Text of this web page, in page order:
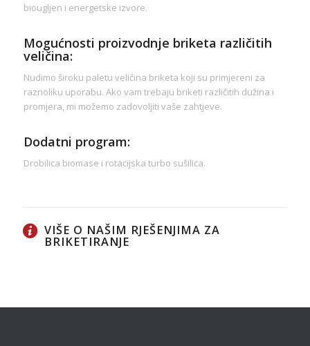
biougljen i energetske izvore.
Mogućnosti proizvodnje briketa različitih
veličina:
Nudimo široku paletu veličina briketa koji su primjereni za
raznoliku uporabu. Ako vam trebaju briketi različitih dužina i
promjera, mi možemo zadovoljiti vaše zahtjeve.
Dodatni program:
Drobilica biomase i rotacijska turbo sušilica.
VIŠE O NAŠIM RJEŠENJIMA ZA
BRIKETIRANJE